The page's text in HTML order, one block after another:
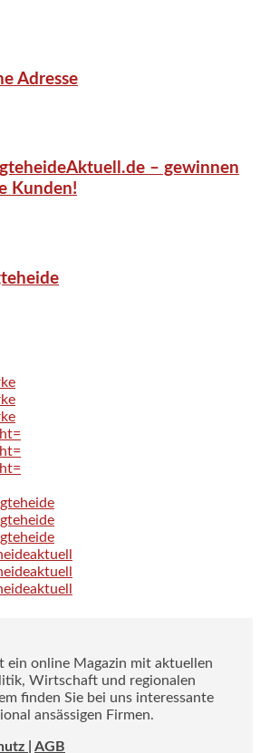
Adresse
– gewinnen
Kunden!
ein online Magazin mit aktuellen
Wirtschaft und regionalen
finden Sie bei uns interessante
ansässigen Firmen.
| AGB